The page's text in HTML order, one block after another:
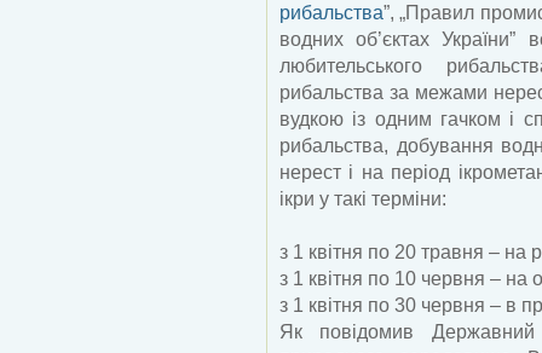
рибальства”, „Правил
водних об’єктах України”
любительського
рибальства за межами
вудкою із одним гачком і
рибальства, добування
нерест і на період
ікри у такі терміни:
з 1 квітня по 20 травня – на
з 1 квітня по 10 червня –
з 1 квітня по 30 червня – в
Як повідомив Державний